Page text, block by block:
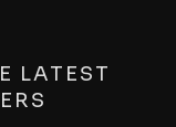
LATEST